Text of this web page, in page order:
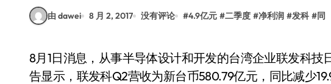
由 dawei 8 月 2, 2017 没有评论 #4.9亿元 #二季度 #净利润 #发科 #同
8月1日消息，从事半导体设计和开发的台湾企业联发科技日前发布了2017年4～6月合并财报。报
告显示，联发科Q2营收为新台币580.79亿元，同比减少